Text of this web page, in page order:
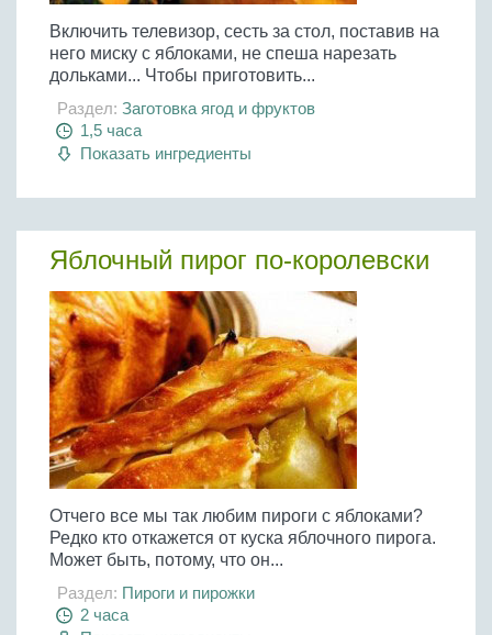
Включить телевизор, сесть за стол, поставив на
него миску с яблоками, не спеша нарезать
дольками... Чтобы приготовить...
Раздел: Заготовка ягод и фруктов
1,5 часа
Показать ингредиенты
Яблочный пирог по-королевски
Отчего все мы так любим пироги с яблоками?
Редко кто откажется от куска яблочного пирога.
Может быть, потому, что он...
Раздел: Пироги и пирожки
2 часа